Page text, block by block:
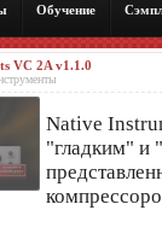
Обучение
VC 2A v1.1.0
Native
"гладким" и